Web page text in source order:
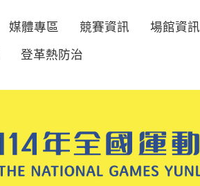
媒體專區 競賽資訊 場館資訊
登革熱防治